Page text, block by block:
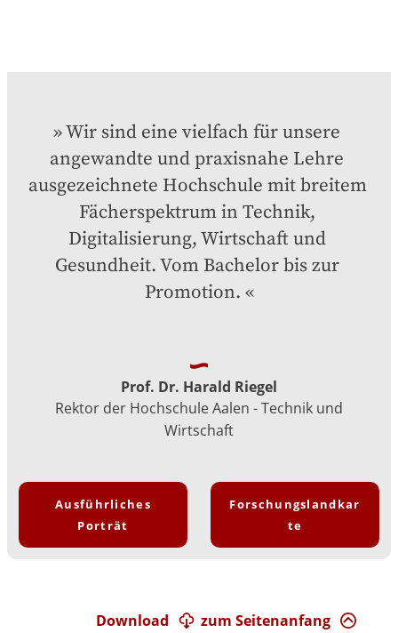
Wir sind eine vielfach für unsere
angewandte und praxisnahe Lehre
ausgezeichnete Hochschule mit breitem
Fächerspektrum in Technik,
Digitalisierung, Wirtschaft und
Gesundheit. Vom Bachelor bis zur
Promotion.
Prof. Dr. Harald Riegel
Rektor der Hochschule Aalen - Technik und
Wirtschaft
Ausführliches
Porträt
Forschungslandkar
te
zum Seitenanfang
Download